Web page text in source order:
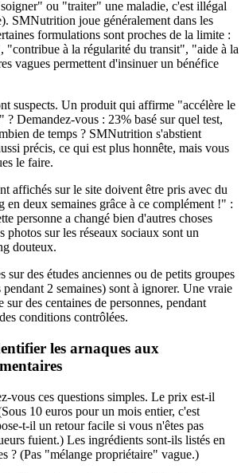
ou "traiter" une maladie, c'est illégal
SMNutrition joue généralement dans les
formulations sont proches de la limite :
"contribue à la régularité du transit", "aide à la
vagues permettent d'insinuer un bénéfice
suspects. Un produit qui affirme "accélère le
? Demandez-vous : 23% basé sur quel test,
de temps ? SMNutrition s'abstient
précis, ce qui est plus honnête, mais vous
le faire.
affichés sur le site doivent être pris avec du
en deux semaines grâce à ce complément !" :
personne a changé bien d'autres choses
photos sur les réseaux sociaux sont un
douteux.
sur des études anciennes ou de petits groupes
pendant 2 semaines) sont à ignorer. Une vraie
sur des centaines de personnes, pendant
conditions contrôlées.
les arnaques aux
vous ces questions simples. Le prix est-il
10 euros pour un mois entier, c'est
t-il un retour facile si vous n'êtes pas
fuient.) Les ingrédients sont-ils listés en
? (Pas "mélange propriétaire" vague.)